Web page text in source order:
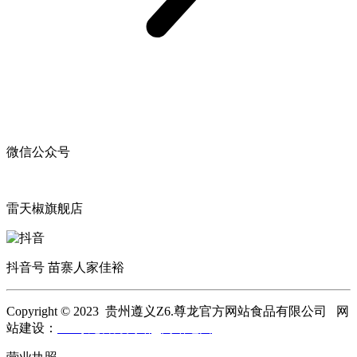
微信公众号
雷天椒旗舰店
抖音号 苗寨人家佳裕
Copyright © 2023 贵州遵义Z6.尊龙官方网站食品有限公司 网
站建设：